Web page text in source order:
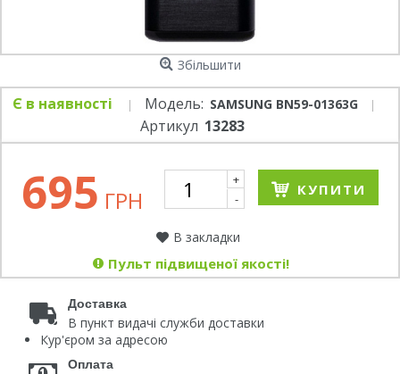
Збільшити
Є в наявності Модель: SAMSUNG BN59-01363G
Артикул 13283
695 ГРН
+
-
КУПИТИ
В закладки
Пульт підвищеної якості!
Доставка
В пункт видачі служби доставки
Кур'єром за адресою
Оплата